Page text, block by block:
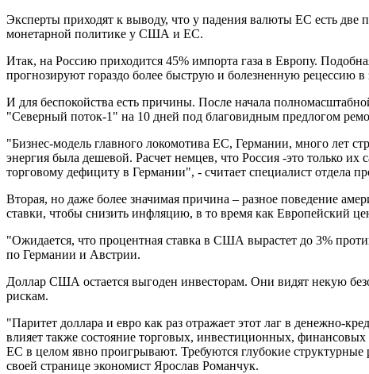
Эксперты приходят к выводу, что у падения валюты ЕС есть две
монетарной политике у США и ЕС.
Итак, на Россию приходится 45% импорта газа в Европу.
прогнозируют гораздо более быструю и болезненную рецессию
И для беспокойства есть причины. После начала
"Северный поток-1" на 10 дней под благовидным предлогом
"Бизнес-модель главного локомотива ЕС, Германии, много лет
энергия была дешевой. Расчет немцев, что Россия -это только
торговому дефициту в Германии", - считает специалист отдела
Вторая, но даже более значимая причина – разное поведение
ставки, чтобы снизить инфляцию, в то время как Европейский
"Ожидается, что процентная ставка в США вырастет до 3%
по Германии и Австрии.
Доллар США остается выгоден инвесторам. Они видят некую
рискам.
"Паритет доллара и евро как раз отражает этот лаг в
влияет также состояние торговых, инвестиционных,
ЕС в целом явно проигрывают. Требуются глубокие
своей странице экономист Ярослав Романчук.